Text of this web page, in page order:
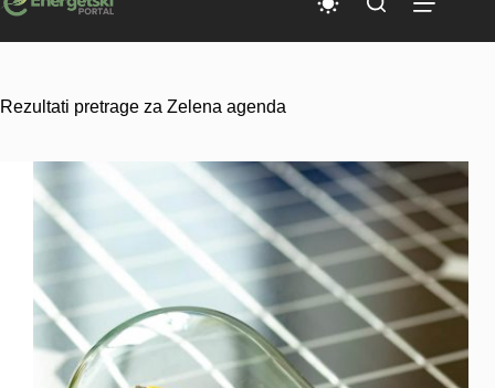
Rezultati pretrage za Zelena agenda